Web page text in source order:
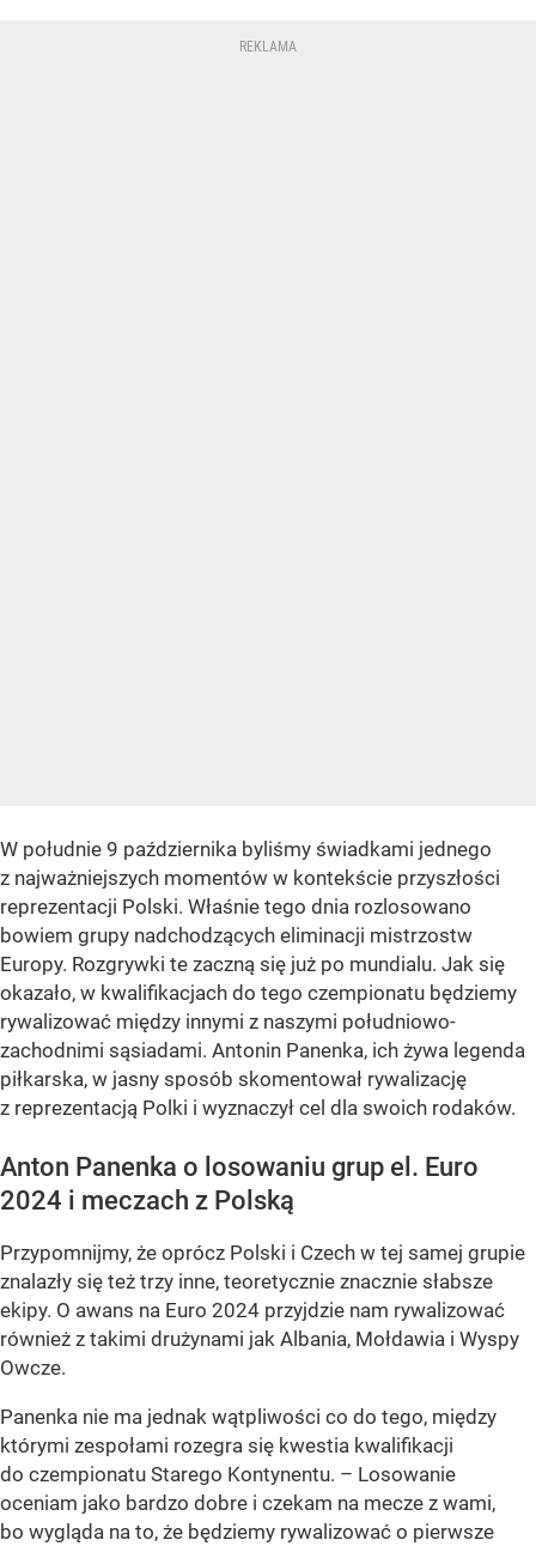
W południe 9 października byliśmy świadkami jednego
z najważniejszych momentów w kontekście przyszłości
reprezentacji Polski. Właśnie tego dnia rozlosowano
bowiem grupy nadchodzących eliminacji mistrzostw
Europy. Rozgrywki te zaczną się już po mundialu. Jak się
okazało, w kwalifikacjach do tego czempionatu będziemy
rywalizować między innymi z naszymi południowo-
zachodnimi sąsiadami. Antonin Panenka, ich żywa legenda
piłkarska, w jasny sposób skomentował rywalizację
z reprezentacją Polki i wyznaczył cel dla swoich rodaków.
Anton Panenka o losowaniu grup el. Euro
2024 i meczach z Polską
Przypomnijmy, że oprócz Polski i Czech w tej samej grupie
znalazły się też trzy inne, teoretycznie znacznie słabsze
ekipy. O awans na Euro 2024 przyjdzie nam rywalizować
również z takimi drużynami jak Albania, Mołdawia i Wyspy
Owcze.
Panenka nie ma jednak wątpliwości co do tego, między
którymi zespołami rozegra się kwestia kwalifikacji
do czempionatu Starego Kontynentu. – Losowanie
oceniam jako bardzo dobre i czekam na mecze z wami,
bo wygląda na to, że będziemy rywalizować o pierwsze